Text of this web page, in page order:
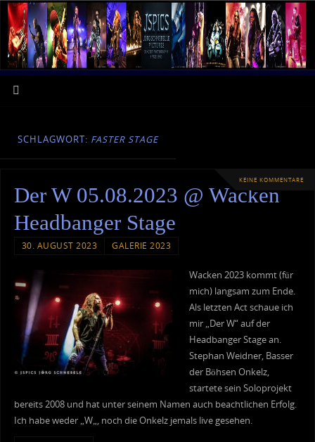
SCHLAGWORT: FASTER STAGE
KEINE KOMMENTARE
Der W 05.08.2023 @ Wacken
Headbanger Stage
30. AUGUST 2023 GALERIE 2023
Wacken 2023 kommt (für
mich) langsam zum Ende.
Als letzten Act schaue ich
mir „Der W“ auf der
Headbanger Stage an.
Stephan Weidner, Basser
der Böhsen Onkelz,
startete sein Soloprojekt
bereits 2008 und hat unter seinem Namen auch beachtlichen Erfolg.
Ich habe weder „W„, noch die Onkelz jemals live gesehen.